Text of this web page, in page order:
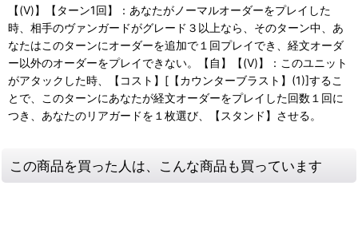
【(V)】【ターン1回】：あなたがノーマルオーダーをプレイした
時、相手のヴァンガードがグレード３以上なら、そのターン中、あ
なたはこのターンにオーダーを追加で１回プレイでき、経文オーダ
ー以外のオーダーをプレイできない。【自】【(V)】：このユニット
がアタックした時、【コスト】[【カウンターブラスト】(1)]するこ
とで、このターンにあなたが経文オーダーをプレイした回数１回に
つき、あなたのリアガードを１枚選び、【スタンド】させる。
この商品を買った人は、こんな商品も買っています